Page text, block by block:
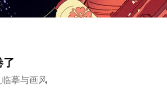
了
摹与画风